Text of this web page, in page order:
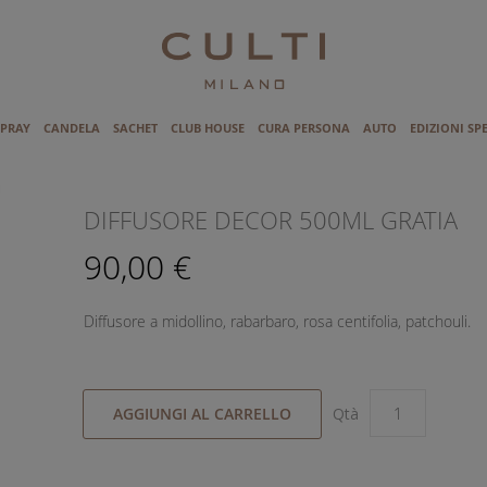
CANDELA SACHET CLUB HOUSE CURA PERSONA AUTO EDIZIONI
DIFFUSORE DECOR 500ML GRATIA
90,00 €
Diffusore a midollino, rabarbaro, rosa centifolia, patchouli.
AGGIUNGI AL CARRELLO Qtà